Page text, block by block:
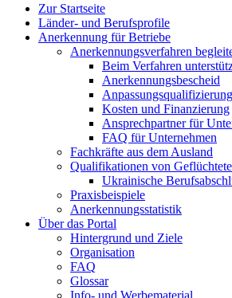
Zur Startseite
Länder- und Berufsprofile
Anerkennung für Betriebe
Anerkennungsverfahren
Beim Verfahren
Anerkennungsbescheid
Anpassungsqualifizierung
Kosten und Finanzierung
Ansprechpartner für
FAQ für Unternehmen
Fachkräfte aus dem Ausland
Qualifikationen von
Ukrainische
Praxisbeispiele
Anerkennungsstatistik
Über das Portal
Hintergrund und Ziele
Organisation
FAQ
Glossar
Info- und Werbematerial